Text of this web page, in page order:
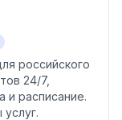
российского
24/7,
и расписание.